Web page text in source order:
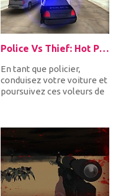
Police Vs Thief: Hot Pursuit
En tant que policier,
conduisez votre voiture et
poursuivez ces voleurs de